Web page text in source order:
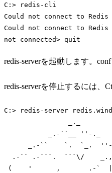
C:> redis-cli
Could not connect to Redis at
Could not connect to Redis at
not connected> quit
redis-serverを起動します。
redis-serverを停止するには、
C:> redis-server
                _._
           _.-``__
'' -._
      _.-``    `.  `_.
''
.-`` .-```.  ```\/
(
'      ,       .-`  | `,